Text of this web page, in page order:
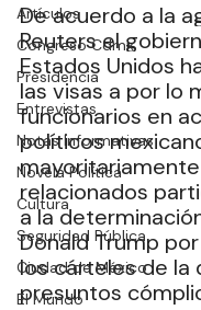
Artículos
Congreso Cdmx
Presidencia
Entrevistas
Notas Informativas
Novela Política
Cultura
Seguridad Pública
Ciudad de México
El Mundo
De acuerdo a la
Reuters el
Estados Unidos
las visas a por lo
funcionarios en
políticos
relacionados
a la
Donald Trump
los cárteles de la
presuntos